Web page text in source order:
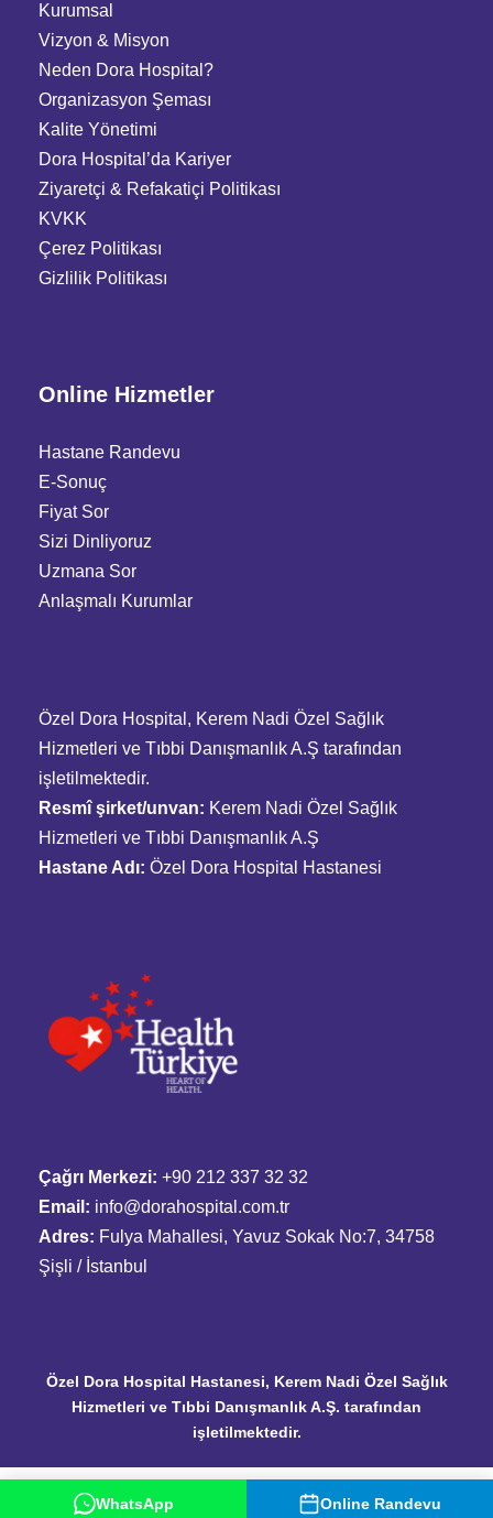
Kurumsal
Vizyon & Misyon
Neden Dora Hospital?
Organizasyon Şeması
Kalite Yönetimi
Dora Hospital’da Kariyer
Ziyaretçi & Refakatiçi Politikası
KVKK
Çerez Politikası
Gizlilik Politikası
Online Hizmetler
Hastane Randevu
E-Sonuç
Fiyat Sor
Sizi Dinliyoruz
Uzmana Sor
Anlaşmalı Kurumlar
Özel Dora Hospital, Kerem Nadi Özel Sağlık
Hizmetleri ve Tıbbi Danışmanlık A.Ş tarafından
işletilmektedir.
Resmî şirket/unvan: Kerem Nadi Özel Sağlık
Hizmetleri ve Tıbbi Danışmanlık A.Ş
Hastane Adı: Özel Dora Hospital Hastanesi
Çağrı Merkezi: +90 212 337 32 32
Email: info@dorahospital.com.tr
Adres: Fulya Mahallesi, Yavuz Sokak No:7, 34758
Şişli / İstanbul
Özel Dora Hospital Hastanesi, Kerem Nadi Özel Sağlık
Hizmetleri ve Tıbbi Danışmanlık A.Ş. tarafından
işletilmektedir.
WhatsApp Online Randevu